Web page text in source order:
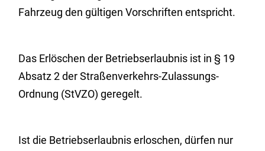
Fahrzeug den gültigen Vorschriften entspricht.
Das Erlöschen der Betriebserlaubnis ist in § 19
Absatz 2 der Straßenverkehrs-Zulassungs-
Ordnung (StVZO) geregelt.
Ist die Betriebserlaubnis erloschen, dürfen nur